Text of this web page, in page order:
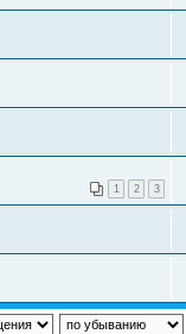
1 2 3